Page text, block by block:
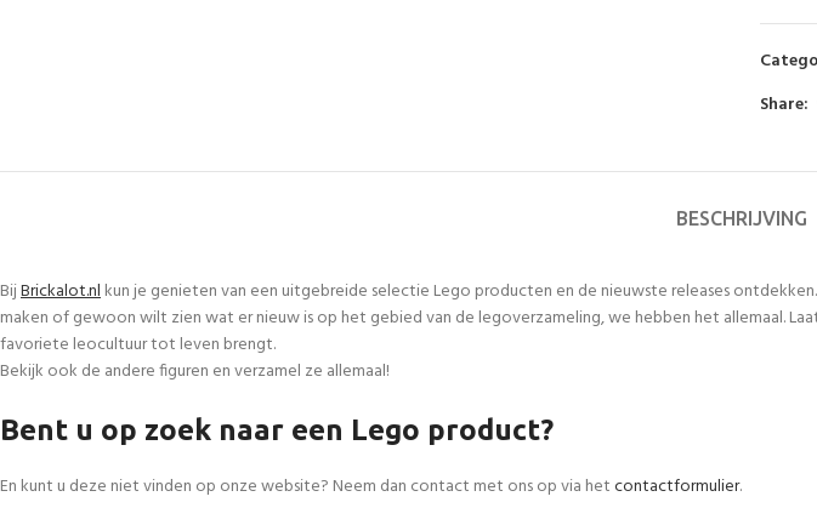
Share:
BESCHRIJVING
BijBrickalot.nlkun je genieten van een uitgebreide selectie Lego producten en de nieuwste releases
maken of gewoon wilt zien wat er nieuw is op het gebied van de legoverzameling, we hebben het allemaal.
favoriete leocultuur tot leven brengt.
Bekijk ook de andere figuren en verzamel ze allemaal!
Bent u op zoek naar een Lego product?
En kunt u deze niet vinden op onze website? Neem dan contact met ons op via hetcontactformulier.